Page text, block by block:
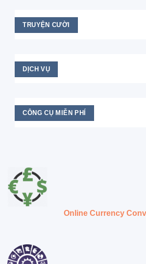
TRUYỆN CƯỜI
DỊCH VỤ
CÔNG CỤ MIỄN PHÍ
Online Currency